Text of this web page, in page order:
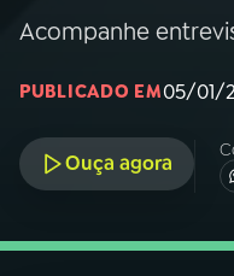
03PROGRAMAÇÃO
05PODCASTS
Acompanhe
PUBLICADO EM05/01/
Ouça agora